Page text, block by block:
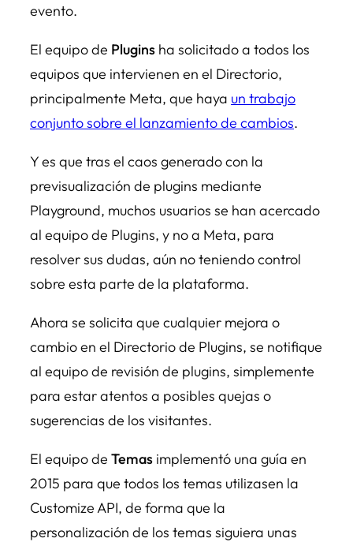
evento.
El equipo de Plugins ha solicitado a todos los
equipos que intervienen en el Directorio,
principalmente Meta, que haya un trabajo
conjunto sobre el lanzamiento de cambios.
Y es que tras el caos generado con la
previsualización de plugins mediante
Playground, muchos usuarios se han acercado
al equipo de Plugins, y no a Meta, para
resolver sus dudas, aún no teniendo control
sobre esta parte de la plataforma.
Ahora se solicita que cualquier mejora o
cambio en el Directorio de Plugins, se notifique
al equipo de revisión de plugins, simplemente
para estar atentos a posibles quejas o
sugerencias de los visitantes.
El equipo de Temas implementó una guía en
2015 para que todos los temas utilizasen la
Customize API, de forma que la
personalización de los temas siguiera unas